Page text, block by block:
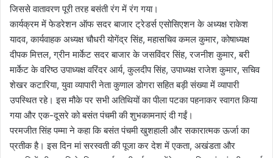
जिससे वातावरण पूरी तरह बसंती रंग में रंग गया।
कार्यक्रम में फेडरेशन ऑफ सदर बाजार ट्रेडर्स एसोसिएशन के अध्यक्ष राकेश
यादव, कार्यवाहक अध्यक्ष चौधरी योगेंद्र सिंह, महासचिव कमल कुमार, कोषाध्यक्ष
दीपक मित्तल, ग्रीन मार्केट सदर बाजार के जसविंदर सिंह, रजनीश कुमार, बरी
मार्केट के वरिष्ठ उपाध्यक्ष वरिंदर आर्य, कुलदीप सिंह, उपाध्यक्ष राजेश कुमार, सचिव
शेखर कटारिया, युवा व्यापारी नेता कुणाल डोगरा सहित बड़ी संख्या में व्यापारी
उपस्थित रहे। इस मौके पर सभी अतिथियों का पीला पटका पहनाकर स्वागत किया
गया और एक-दूसरे को बसंत पंचमी की शुभकामनाएं दी गईं।
परमजीत सिंह पम्मा ने कहा कि बसंत पंचमी खुशहाली और सकारात्मक ऊर्जा का
प्रतीक है। इस दिन मां सरस्वती की पूजा कर देश में एकता, अखंडता और